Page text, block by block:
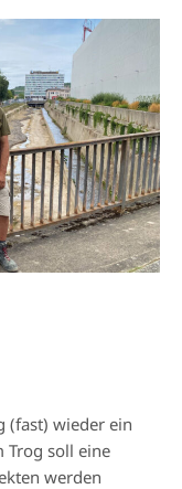
(fast) wieder ein
Trog soll eine
werden